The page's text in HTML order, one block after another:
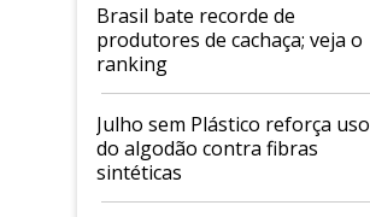
Brasil bate recorde de
produtores de cachaça; veja o
ranking
Julho sem Plástico reforça uso
do algodão contra fibras
sintéticas